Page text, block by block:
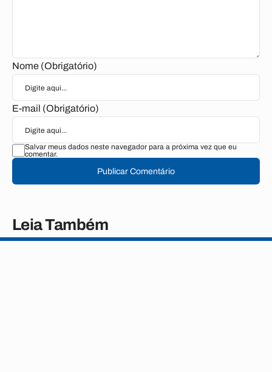
Nome (Obrigatório)
E-mail (Obrigatório)
Salvar meus dados neste navegador para a próxima vez que eu
comentar.
Publicar Comentário
Leia Também